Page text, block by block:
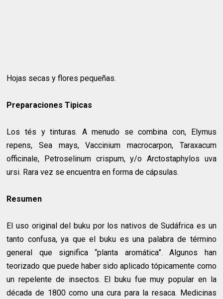
Hojas secas y flores pequeñas.
Preparaciones Tipicas
Los tés y tinturas. A menudo se combina con, Elymus
repens, Sea mays, Vaccinium macrocarpon, Taraxacum
officinale, Petroselinum crispum, y/o Arctostaphylos uva
ursi. Rara vez se encuentra en forma de cápsulas.
Resumen
El uso original del buku por los nativos de Sudáfrica es un
tanto confusa, ya que el buku es una palabra de término
general que significa “planta aromática”. Algunos han
teorizado que puede haber sido aplicado tópicamente como
un repelente de insectos. El buku fue muy popular en la
década de 1800 como una cura para la resaca. Medicinas